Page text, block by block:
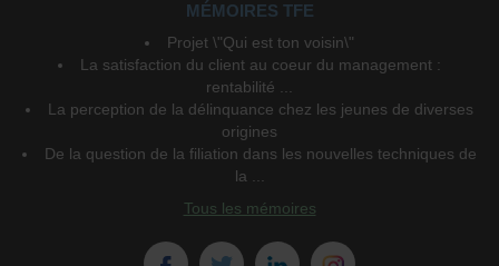
MÉMOIRES TFE
Projet \"Qui est ton voisin\"
La satisfaction du client au coeur du management :
rentabilité ...
La perception de la délinquance chez les jeunes de diverses
origines
De la question de la filiation dans les nouvelles techniques de
la ...
Tous les mémoires